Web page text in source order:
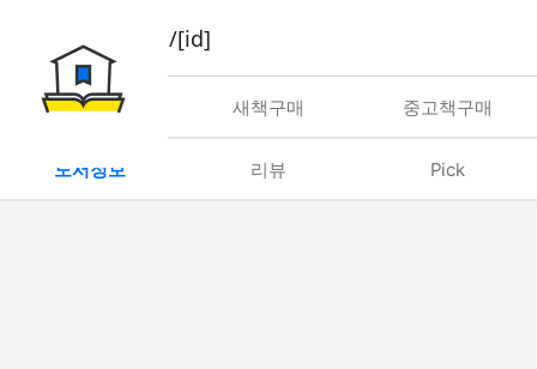
book/rent/[id]
대여 새책구매 중고책구매
도서정보 리뷰 Pick